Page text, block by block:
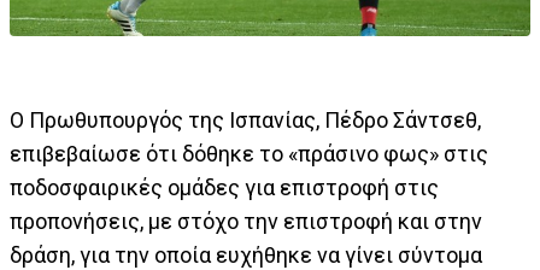
Ο Πρωθυπουργός της Ισπανίας, Πέδρο Σάντσεθ,
επιβεβαίωσε ότι δόθηκε το «πράσινο φως» στις
ποδοσφαιρικές ομάδες για επιστροφή στις
προπονήσεις, με στόχο την επιστροφή και στην
δράση, για την οποία ευχήθηκε να γίνει σύντομα